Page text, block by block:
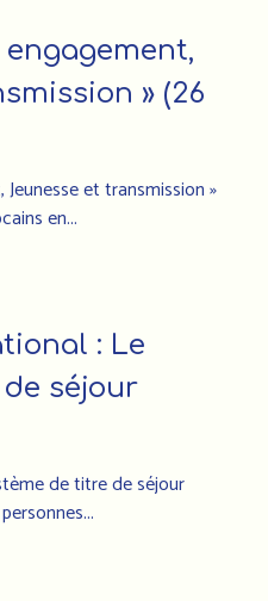
engagement,
» (26
et transmission »
en...
: Le
séjour
de titre de séjour